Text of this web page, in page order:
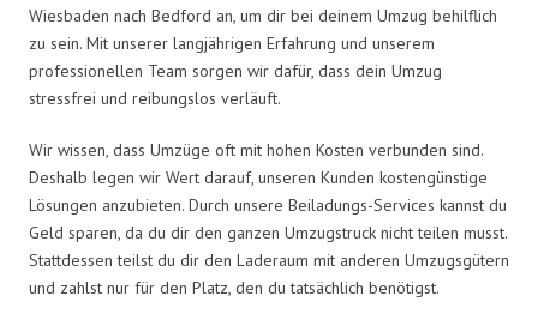
Wiesbaden nach Bedford an, um dir bei deinem Umzug behilflich
zu sein. Mit unserer langjährigen Erfahrung und unserem
professionellen Team sorgen wir dafür, dass dein Umzug
stressfrei und reibungslos verläuft.
Wir wissen, dass Umzüge oft mit hohen Kosten verbunden sind.
Deshalb legen wir Wert darauf, unseren Kunden kostengünstige
Lösungen anzubieten. Durch unsere Beiladungs-Services kannst du
Geld sparen, da du dir den ganzen Umzugstruck nicht teilen musst.
Stattdessen teilst du dir den Laderaum mit anderen Umzugsgütern
und zahlst nur für den Platz, den du tatsächlich benötigst.